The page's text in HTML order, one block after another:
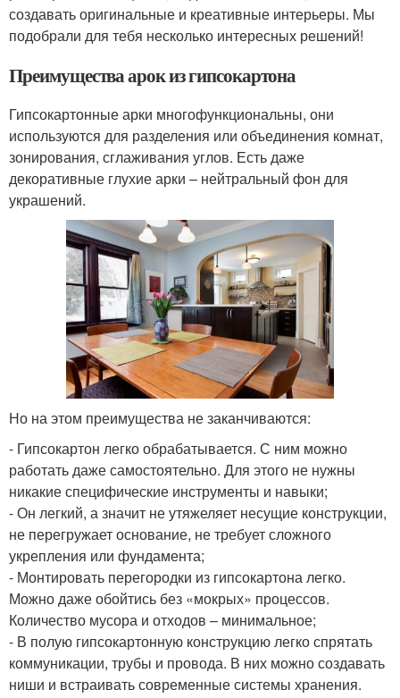
создавать оригинальные и креативные интерьеры. Мы
подобрали для тебя несколько интересных решений!
Преимущества арок из гипсокартона
Гипсокартонные арки многофункциональны, они
используются для разделения или объединения комнат,
зонирования, сглаживания углов. Есть даже
декоративные глухие арки – нейтральный фон для
украшений.
Но на этом преимущества не заканчиваются:
- Гипсокартон легко обрабатывается. С ним можно
работать даже самостоятельно. Для этого не нужны
никакие специфические инструменты и навыки;
- Он легкий, а значит не утяжеляет несущие конструкции,
не перегружает основание, не требует сложного
укрепления или фундамента;
- Монтировать перегородки из гипсокартона легко.
Можно даже обойтись без «мокрых» процессов.
Количество мусора и отходов – минимальное;
- В полую гипсокартонную конструкцию легко спрятать
коммуникации, трубы и провода. В них можно создавать
ниши и встраивать современные системы хранения.